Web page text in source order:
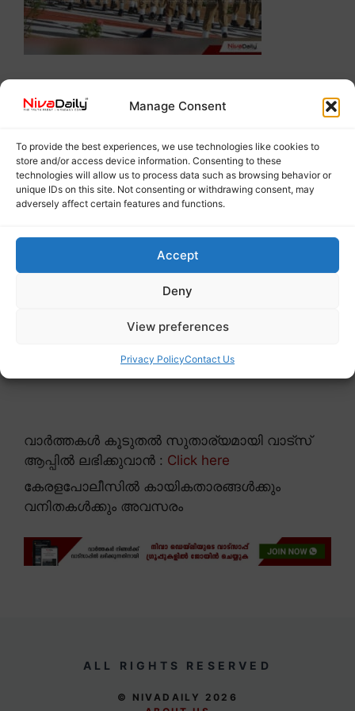
Manage Consent
To provide the best experiences, we use technologies like cookies to
store and/or access device information. Consenting to these
technologies will allow us to process data such as browsing behavior or
unique IDs on this site. Not consenting or withdrawing consent, may
adversely affect certain features and functions.
Accept
Deny
View preferences
Privacy PolicyContact Us
വാർത്തകൾ കൂടുതൽ സുതാര്യമായി വാട്സ്
ആപ്പിൽ ലഭിക്കുവാൻ : Click here
കേരളപോലീസിൽ കായികതാരങ്ങൾക്കും
വനിതകൾക്കും അവസരം
ALL RIGHTS RESERVED
© NIVADAILY 2026